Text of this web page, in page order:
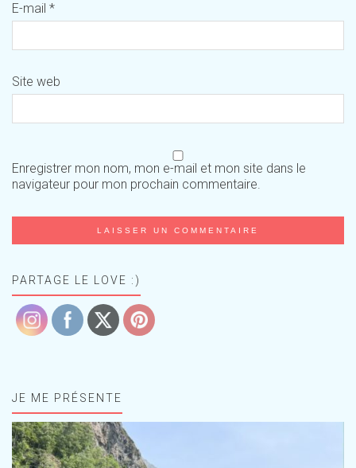
E-mail *
Site web
Enregistrer mon nom, mon e-mail et mon site dans le
navigateur pour mon prochain commentaire.
PARTAGE LE LOVE :)
JE ME PRÉSENTE